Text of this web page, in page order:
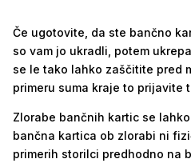
Če ugotovite, da ste bančno
so vam jo ukradli, potem
se le tako lahko zaščitite pred
primeru suma kraje to prijavite
Zlorabe bančnih kartic se
bančna kartica ob zlorabi ni
primerih storilci predhodno na